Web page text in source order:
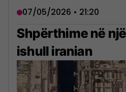
07/05/2026 • 21:20
Shpërthime në
ishull iranian